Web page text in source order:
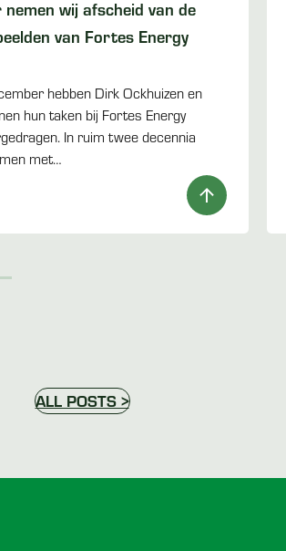
wij afscheid van de
van Fortes Energy
hebben Dirk Ockhuizen en
hun taken bij Fortes Energy
In ruim twee decennia
met…
ALL POSTS >